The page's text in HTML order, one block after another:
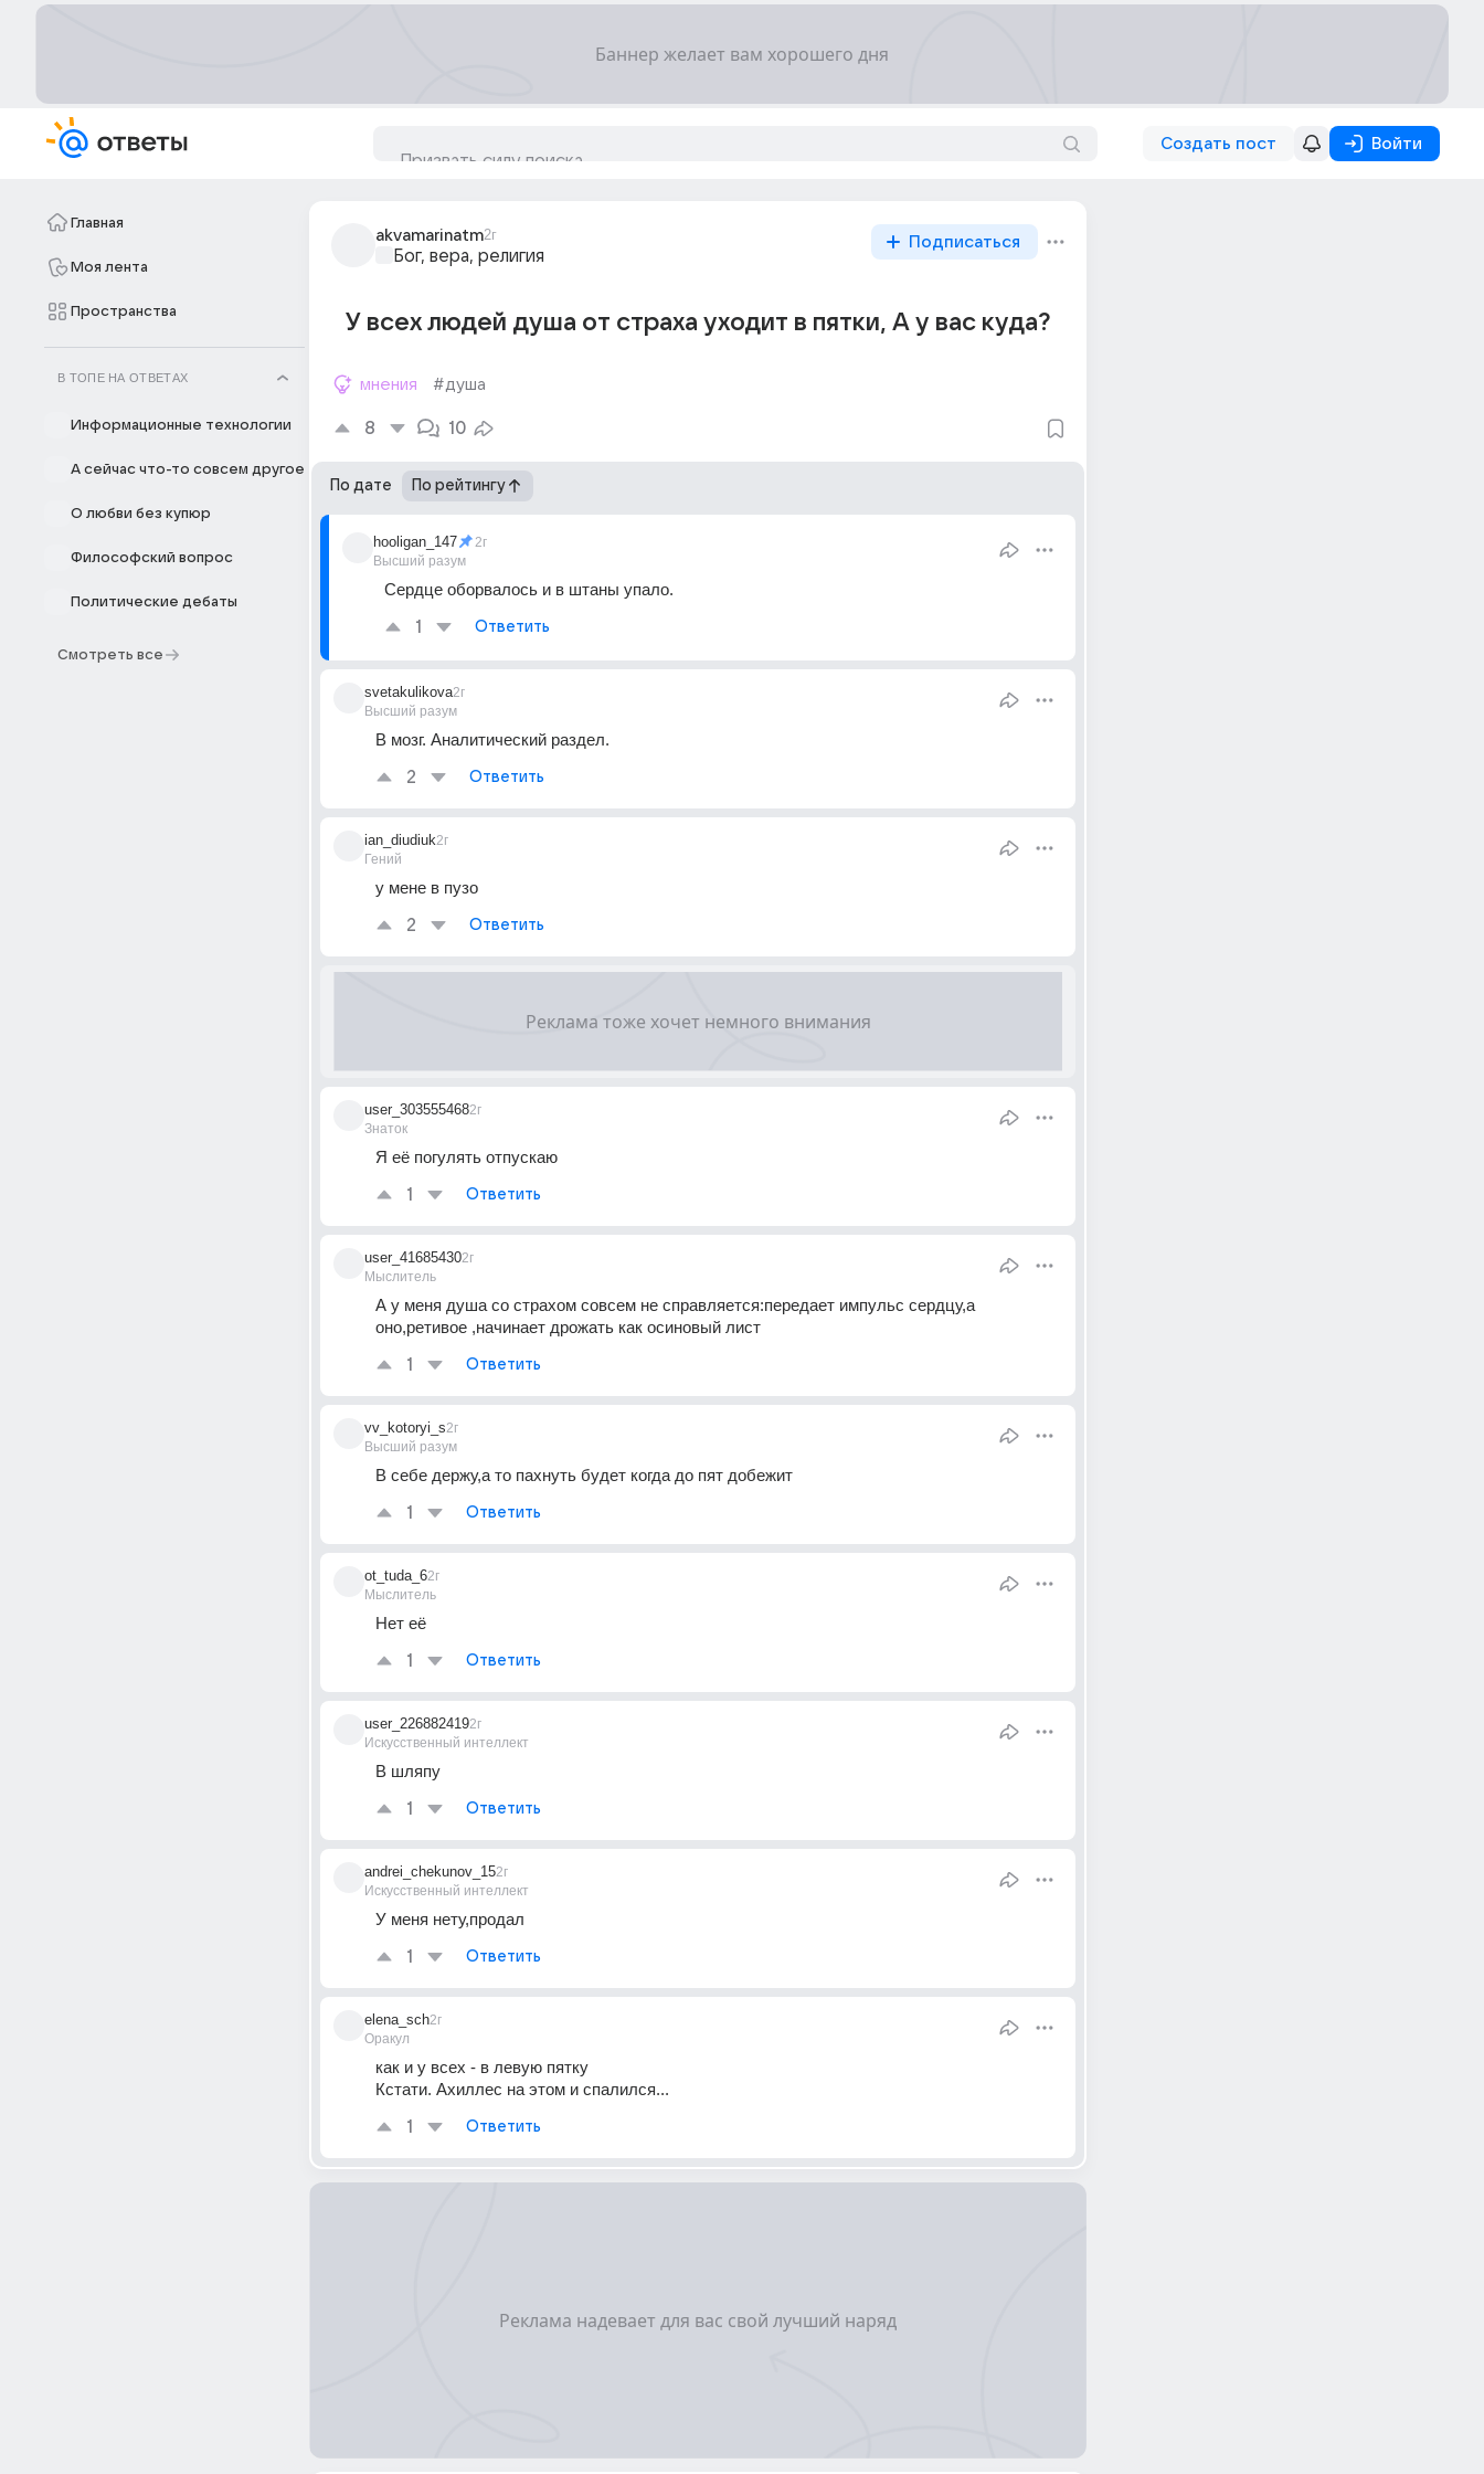
Создать пост Войти
Главная
Моя лента
Пространства
В ТОПЕ НА ОТВЕТАХ
Информационные технологии
А сейчас что-то совсем другое
О любви без купюр
Философский вопрос
Политические дебаты
Смотреть все
akvamarinatm2г
Бог, вера, религия
Подписаться
У всех людей душа от страха уходит в пятки, А у вас куда?
мнения #душа
8 10
По дате По рейтингу
hooligan_147
Высший разум
2г
Сердце оборвалось и в штаны упало.
1 Ответить
svetakulikova
Высший разум
2г
В мозг. Аналитический раздел.
2 Ответить
ian_diudiuk
Гений
2г
у мене в пузо
2 Ответить
user_303555468
Знаток
2г
Я её погулять отпускаю
1 Ответить
user_41685430
Мыслитель
2г
А у меня душа со страхом совсем не справляется:передает импульс сердцу,а
оно,ретивое ,начинает дрожать как осиновый лист
1 Ответить
vv_kotoryi_s
Высший разум
2г
В себе держу,а то пахнуть будет когда до пят добежит
1 Ответить
ot_tuda_6
Мыслитель
2г
Нет её
1 Ответить
user_226882419
Искусственный интеллект
2г
В шляпу
1 Ответить
andrei_chekunov_15
Искусственный интеллект
2г
У меня нету,продал
1 Ответить
elena_sch
Оракул
2г
как и у всех - в левую пятку
Кстати. Ахиллес на этом и спалился...
1 Ответить